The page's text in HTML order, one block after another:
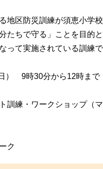
区防災訓練が須恵小学校
ちで守る」ことを目的
って実施されている訓練で
9時30分から12時ま
ワークショップ（マ
ク